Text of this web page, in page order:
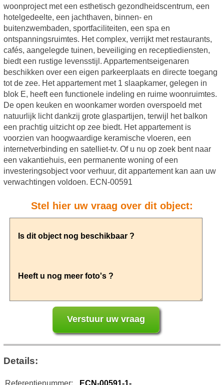
woonproject met een esthetisch gezondheidscentrum, een
hotelgedeelte, een jachthaven, binnen- en
buitenzwembaden, sportfaciliteiten, een spa en
ontspanningsruimtes. Het complex, verrijkt met restaurants,
cafés, aangelegde tuinen, beveiliging en receptiediensten,
biedt een rustige levensstijl. Appartementseigenaren
beschikken over een eigen parkeerplaats en directe toegang
tot de zee. Het appartement met 1 slaapkamer, gelegen in
blok E, heeft een functionele indeling en ruime woonruimtes.
De open keuken en woonkamer worden overspoeld met
natuurlijk licht dankzij grote glaspartijen, terwijl het balkon
een prachtig uitzicht op zee biedt. Het appartement is
voorzien van hoogwaardige keramische vloeren, een
internetverbinding en satelliet-tv. Of u nu op zoek bent naar
een vakantiehuis, een permanente woning of een
investeringsobject voor verhuur, dit appartement kan aan uw
verwachtingen voldoen. ECN-00591
Stel hier uw vraag over dit object:
Details:
Referentienummer:
ECN-00591-1-